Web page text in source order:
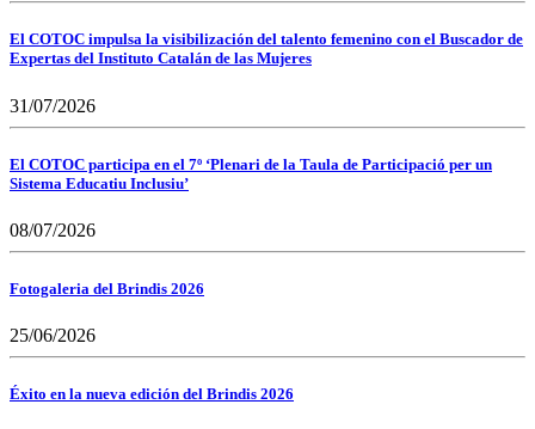
El COTOC impulsa la visibilización del talento femenino con el Buscador de
Expertas del Instituto Catalán de las Mujeres
31/07/2026
El COTOC participa en el 7º ‘Plenari de la Taula de Participació per un
Sistema Educatiu Inclusiu’
08/07/2026
Fotogaleria del Brindis 2026
25/06/2026
Éxito en la nueva edición del Brindis 2026